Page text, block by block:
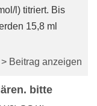
l) titriert. Bis
15,8 ml
> Beitrag anzeigen
bitte